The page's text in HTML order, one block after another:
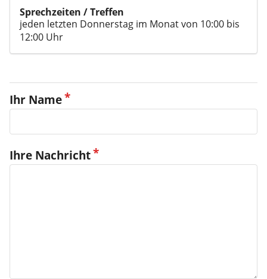
Ihr Name
Ihre Nachricht
Sprechzeiten / Treffen
jeden letzten Donnerstag im Monat von 10:00 bis
12:00 Uhr